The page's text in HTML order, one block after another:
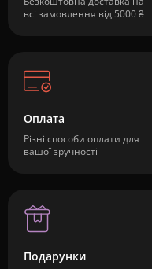
всі замовлення від 5000 ₴
Оплата
Різні способи оплати для
вашої зручності
Подарунки